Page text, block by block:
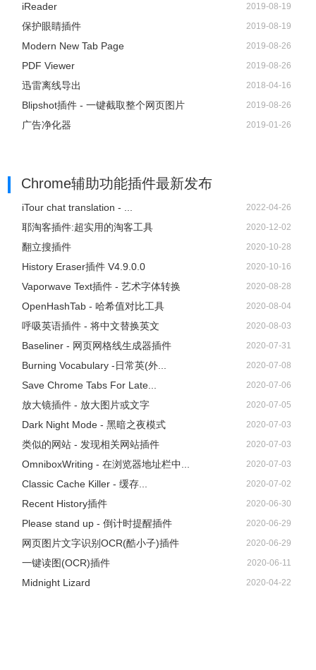
iReader 2019-08-19
保护眼睛插件 2019-08-19
Modern New Tab Page 2019-08-26
PDF Viewer 2019-08-26
迅雷离线导出 2018-04-16
Blipshot插件 - 一键截取整个网页图片 2019-08-26
广告净化器 2019-01-26
Chrome辅助功能插件最新发布
iTour chat translation - ... 2022-04-26
耶淘客插件:超实用的淘客工具 2020-12-02
翻立搜插件 2020-10-28
History Eraser插件 V4.9.0.0 2020-10-16
Vaporwave Text插件 - 艺术字体转换 2020-08-28
OpenHashTab - 哈希值对比工具 2020-08-04
呼吸英语插件 - 将中文替换英文 2020-08-03
Baseliner - 网页网格线生成器插件 2020-07-31
Burning Vocabulary -日常英(外... 2020-07-08
Save Chrome Tabs For Late... 2020-07-06
放大镜插件 - 放大图片或文字 2020-07-05
Dark Night Mode - 黑暗之夜模式 2020-07-03
类似的网站 - 发现相关网站插件 2020-07-03
OmniboxWriting - 在浏览器地址栏中... 2020-07-03
Classic Cache Killer - 缓存... 2020-07-02
Recent History插件 2020-06-30
Please stand up - 倒计时提醒插件 2020-06-29
网页图片文字识别OCR(酷小子)插件 2020-06-29
一键读图(OCR)插件 2020-06-11
Midnight Lizard 2020-04-22